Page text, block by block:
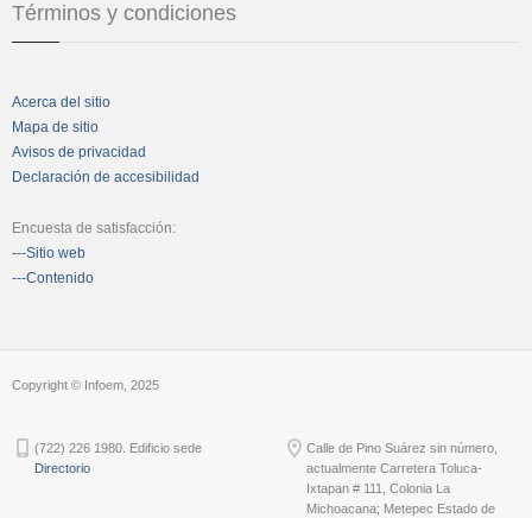
Términos y condiciones
Acerca del sitio
Mapa de sitio
Avisos de privacidad
Declaración de accesibilidad
Encuesta de satisfacción:
---Sitio web
---Contenido
Copyright © Infoem, 2025
(722) 226 1980. Edificio sede
Directorio
Calle de Pino Suárez sin número,
actualmente Carretera Toluca-
Ixtapan # 111, Colonia La
Michoacana; Metepec Estado de